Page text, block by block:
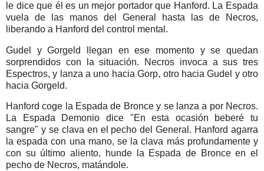
le dice que él es un mejor portador que Hanford. La Espada
vuela de las manos del General hasta las de Necros,
liberando a Hanford del control mental.
Gudel y Gorgeld llegan en ese momento y se quedan
sorprendidos con la situación. Necros invoca a sus tres
Espectros, y lanza a uno hacia Gorp, otro hacia Gudel y otro
hacia Gorgeld.
Hanford coge la Espada de Bronce y se lanza a por Necros.
La Espada Demonio dice "En esta ocasión beberé tu
sangre" y se clava en el pecho del General. Hanford agarra
la espada con una mano, se la clava más profundamente y
con su último aliento, hunde la Espada de Bronce en el
pecho de Necros, matándole.